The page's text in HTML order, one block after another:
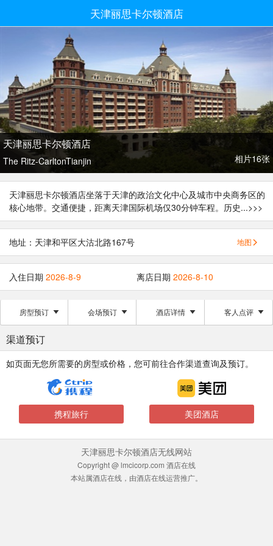
天津丽思卡尔顿酒店
天津丽思卡尔顿酒店
The Ritz-CarltonTianjin 相片16张
天津丽思卡尔顿酒店坐落于天津的政治文化中心及城市中央商务区的
核心地带。交通便捷，距离天津国际机场仅30分钟车程。历史...>>>
地址：天津和平区大沽北路167号 地图
入住日期 2026-8-9 离店日期 2026-8-10
房型预订 会场预订 酒店详情 客人点评
渠道预订
如页面无您所需要的房型或价格，您可前往合作渠道查询及预订。
携程旅行 美团酒店
天津丽思卡尔顿酒店无线网站
Copyright @ lmcicorp.com 酒店在线
本站属酒店在线，由酒店在线运营推广。